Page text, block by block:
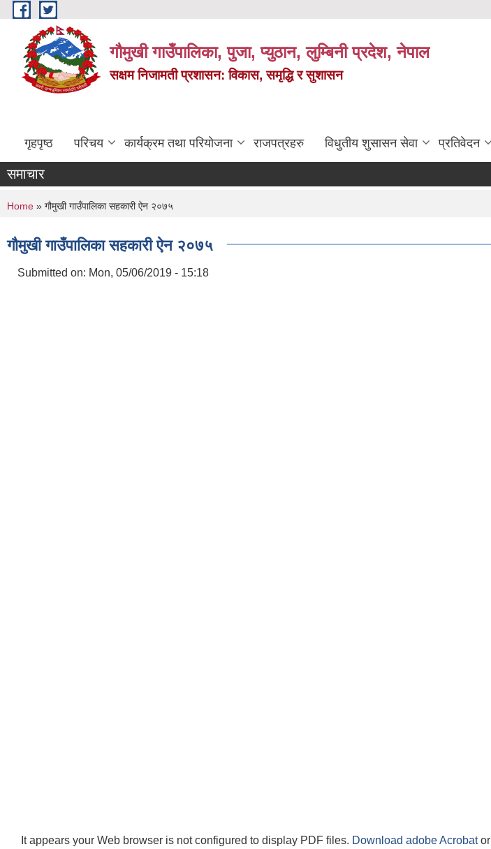
Skip to main content
गौमुखी गाउँपालिका, पुजा, प्युठान, लुम्बिनी प्रदेश, नेपाल
सक्षम निजामती प्रशासन: विकास, समृद्धि र सुशासन
गृहपृष्ठ परिचय कार्यक्रम तथा परियोजना राजपत्रहरु विधुतीय शुसासन सेवा प्रतिवेदन
समाचार
You are here
Home » गौमुखी गाउँपालिका सहकारी ऐन २०७५
गौमुखी गाउँपालिका सहकारी ऐन २०७५
Submitted on: Mon, 05/06/2019 - 15:18
It appears your Web browser is not configured to display PDF files. Download adobe Acrobator